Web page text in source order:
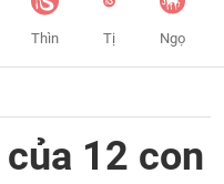
Thìn Tị Ngọ
12 con